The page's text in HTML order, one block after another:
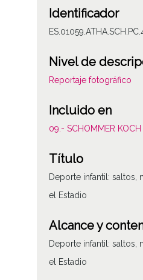
Identificador
Nivel de
Reportaje fotográfico
Incluido en
09.- SCHOMMER KOCH
Título
Deporte infantil: saltos,
el Estadio
Alcance y
Deporte infantil: saltos,
el Estadio